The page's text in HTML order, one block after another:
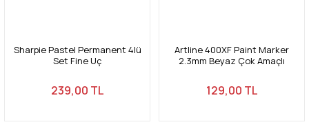
Sharpie Pastel Permanent 4lü
Set Fine Uç
239,00 TL
Artline 400XF Paint Marker
2.3mm Beyaz Çok Amaçlı
129,00 TL